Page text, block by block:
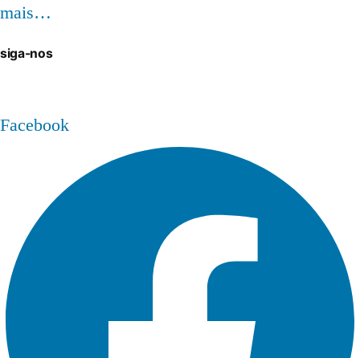
mais…
siga-nos
Facebook